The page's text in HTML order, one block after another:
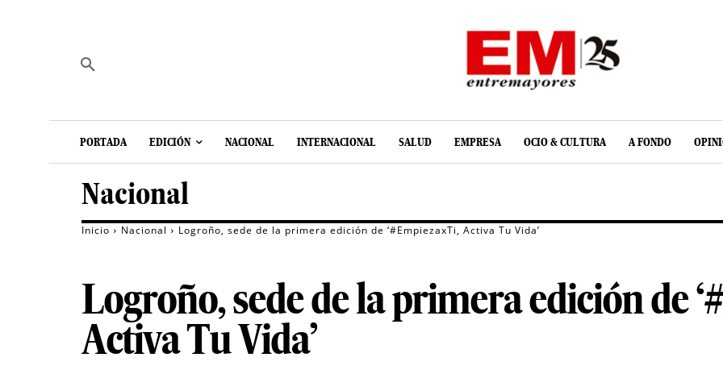
PORTADA EDICIÓN NACIONAL INTERNACIONAL SALUD EMPRESA OCIO & CULTURA A FONDO
Nacional
Inicio Nacional Logroño, sede de la primera edición de ‘#EmpiezaxTi, Activa Tu Vida’
Logroño, sede de la primera edición de
Activa Tu Vida’